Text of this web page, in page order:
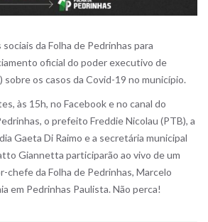
da Folha de Pedrinhas para
oficial do poder executivo de
sobre os casos da Covid-19 no município.
às 15h, no Facebook e no canal do
o prefeito Freddie Nicolau (PTB), a
Gaeta Di Raimo e a secretária municipal
Giannetta participarão ao vivo de um
chefe da Folha de Pedrinhas, Marcelo
em Pedrinhas Paulista. Não perca!